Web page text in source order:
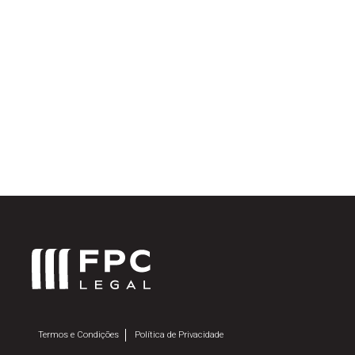
Termos e Condições Política de Privacidade